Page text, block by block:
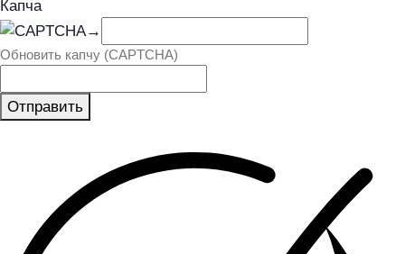
Капча
→
Обновить капчу (CAPTCHA)
Отправить